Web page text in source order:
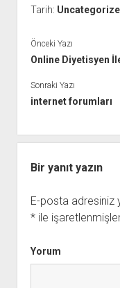
Tarih:
Önceki Yazı
Online Diyetisyen
Sonraki Yazı
internet forumları
Bir yanıt yazın
E-posta adresiniz
*ile
Yorum